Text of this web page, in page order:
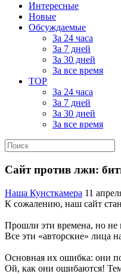
Интересные
Новые
Обсуждаемые
За 24 часа
За 7 дней
За 30 дней
За все время
TOP
За 24 часа
За 7 дней
За 30 дней
За все время
Сайт против лжи:
Наша Кунсткамера 11
К сожалению, наш сайт
Прошли эти времена, но не
Все эти «авторские» лица
Основная их ошибка: они
Ой, как они ошибаются! Тем